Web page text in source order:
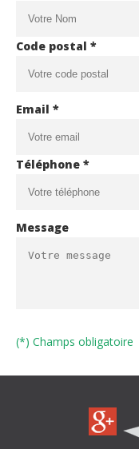
Code postal *
Email *
Téléphone *
Message
(*) Champs obligatoire